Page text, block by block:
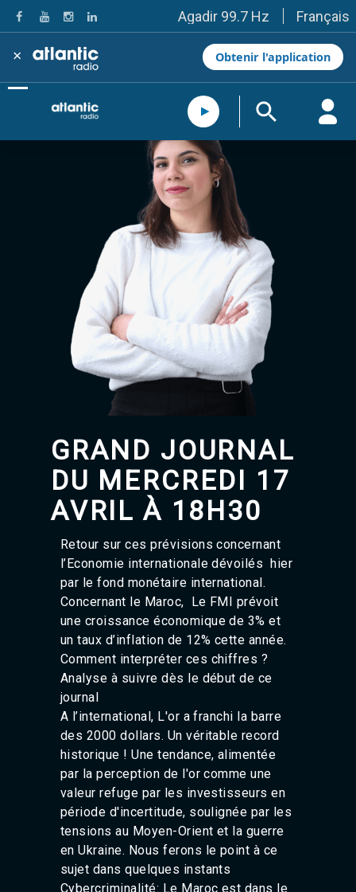
Agadir 99.7 Hz
Tanger 103.3 Hz
Tétouan 87.8 Hz
Fès 98.8 Hz
Meknès 97.2 Hz
El Jadida 97.3
Settat 104,6
Essaouira 96.6
Safi 92.3
Taza 103.0
Taounate 95.6
Tiznit 103.1
SkhourRhamna 92.2
Taroudant 104.9
Guelmim 91.9
Tan-Tan 95.2
Tafraout 104.9
Casablanca 92.5 Hz
Rabat, Salé 106.9 Hz
Marrakech 90.5 Hz
Agadir 99.7 Hz
Tanger 103.3 Hz
Fès 98.8 Hz
El Jadida 97.3
Settat 104,6
Chefchaouen 106.4
Essaouira 96.6
Safi 92.3
Taounate 95.6
Tiznit 103.1
SkhourRhamna 92.2
Taroudant 104.9
Guelmim 91.9
Tan-Tan 95.2
Tafraout 104.9
Français
× Obtenir l'application
GRAND JOURNAL
DU MERCREDI 17
AVRIL À 18H30
Retour sur ces prévisions concernant
l’Economie internationale dévoilés hier
par le fond monétaire international.
Concernant le Maroc, Le FMI prévoit
une croissance économique de 3% et
un taux d’inflation de 12% cette année.
Comment interpréter ces chiffres ?
Analyse à suivre dès le début de ce
journal
A l’international, L'or a franchi la barre
des 2000 dollars. Un véritable record
historique ! Une tendance, alimentée
par la perception de l'or comme une
valeur refuge par les investisseurs en
période d'incertitude, soulignée par les
tensions au Moyen-Orient et la guerre
en Ukraine. Nous ferons le point à ce
sujet dans quelques instants
Cybercriminalité: Le Maroc est dans le